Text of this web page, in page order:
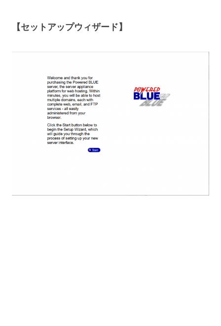
【セットアップウィザード】